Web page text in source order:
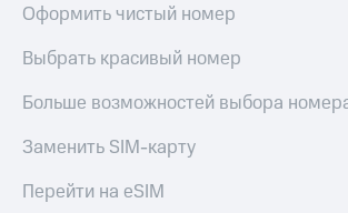
Оформить чистый номер
Выбрать красивый номер
Больше возможностей выбора
Заменить SIM-карту
Перейти на eSIM